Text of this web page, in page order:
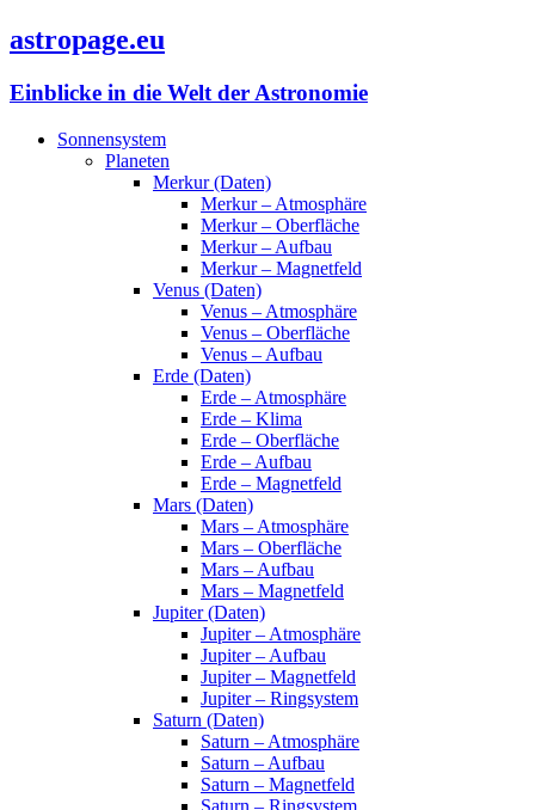
astropage.eu
Einblicke in die Welt der Astronomie
Sonnensystem
Planeten
Merkur (Daten)
Merkur – Atmosphäre
Merkur – Oberfläche
Merkur – Aufbau
Merkur – Magnetfeld
Venus (Daten)
Venus – Atmosphäre
Venus – Oberfläche
Venus – Aufbau
Erde (Daten)
Erde – Atmosphäre
Erde – Klima
Erde – Oberfläche
Erde – Aufbau
Erde – Magnetfeld
Mars (Daten)
Mars – Atmosphäre
Mars – Oberfläche
Mars – Aufbau
Mars – Magnetfeld
Jupiter (Daten)
Jupiter – Atmosphäre
Jupiter – Aufbau
Jupiter – Magnetfeld
Jupiter – Ringsystem
Saturn (Daten)
Saturn – Atmosphäre
Saturn – Aufbau
Saturn – Magnetfeld
Saturn – Ringsystem